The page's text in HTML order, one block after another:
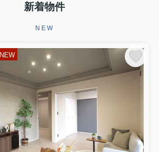
うしっかりと責任を持ってサポートさ
☆★☆成約御礼☆★☆
八戸ノ里第３ガーデンハイツ分譲マン
ションをご契約いただきました弊社を
お選びいただき誠にありがとうござい
ます引き続きお引き渡しまで、ご満足
いただけるようしっかりと責任を持っ
てサポートさせていただきます‼...
☆★☆成約御礼☆★☆
新着物件
NEW
NEW